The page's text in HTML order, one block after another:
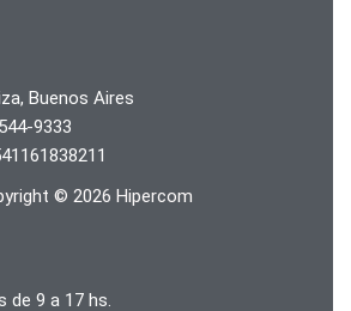
Buenos Aires
9333
© 2026 Hipercom
de 9 a 17 hs.